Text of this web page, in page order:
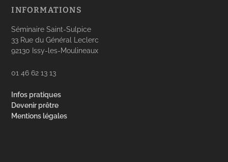
INFORMATIONS
Séminaire Saint-Sulpice
33 Rue du Général Leclerc
92130 Issy-les-Moulineaux
01 46 62 13 13
Infos pratiques
Devenir prêtre
Mentions légales